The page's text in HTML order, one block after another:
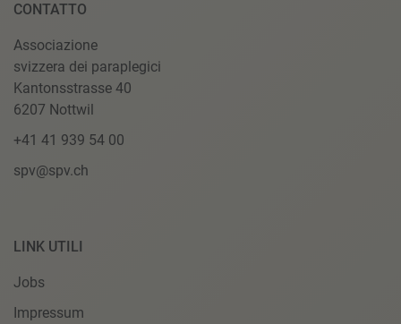
CONTATTO
Associazione
svizzera dei paraplegici
Kantonsstrasse 40
6207 Nottwil
+41 41 939 54 00
spv@spv.ch
LINK UTILI
Jobs
Impressum